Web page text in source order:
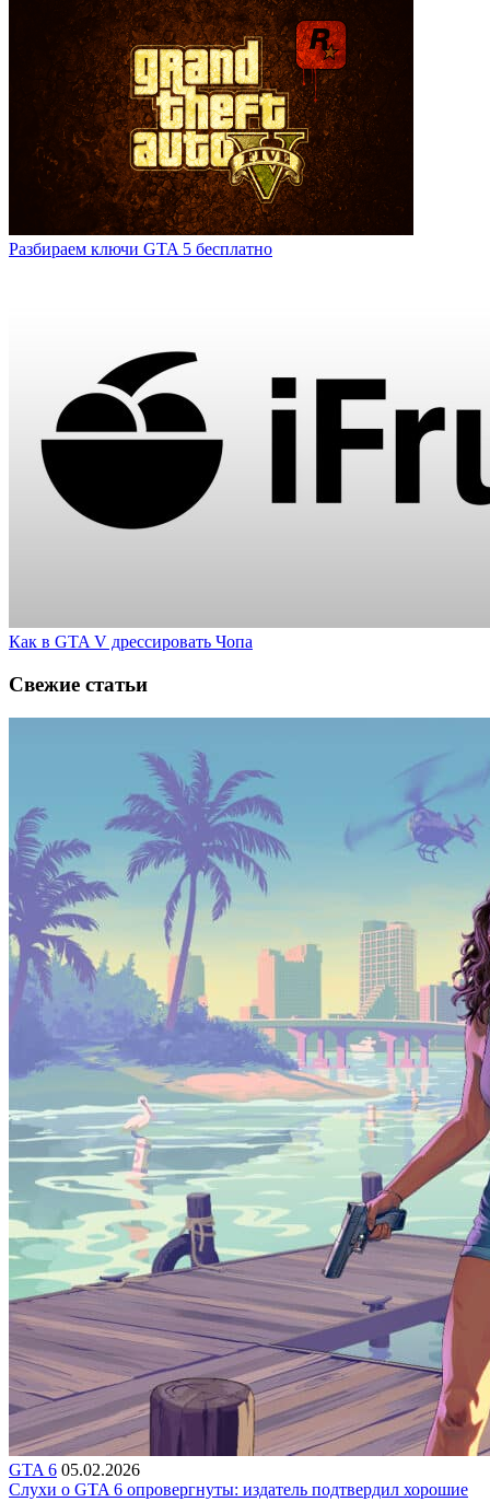
Разбираем ключи GTA 5 бесплатно
Как в GTA V дрессировать Чопа
Свежие статьи
GTA 6 05.02.2026
Слухи о GTA 6 опровергнуты: издатель подтвердил хорошие